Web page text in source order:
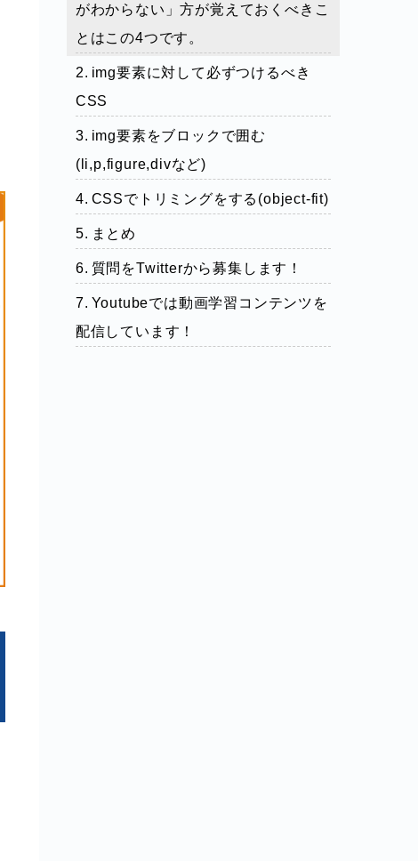
がわからない」方が覚えておくべきこ
とはこの4つです。
img要素に対して必ずつけるべき
CSS
img要素をブロックで囲む
(li,p,figure,divなど)
CSSでトリミングをする(object-fit)
まとめ
質問をTwitterから募集します！
Youtubeでは動画学習コンテンツを
配信しています！